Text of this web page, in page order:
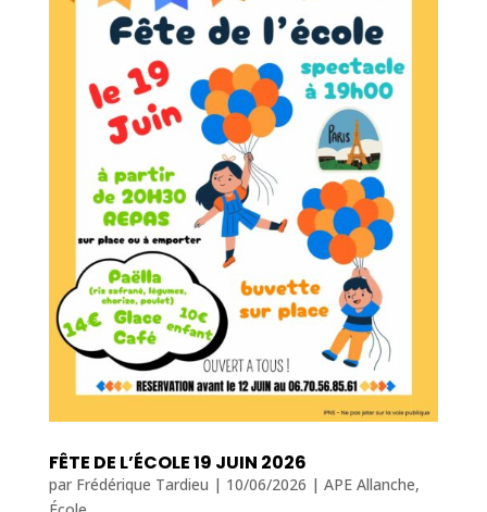
FÊTE DE L’ÉCOLE 19 JUIN 2026
par Frédérique Tardieu | 10/06/2026 | APE Allanche,